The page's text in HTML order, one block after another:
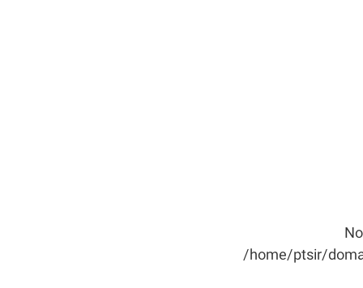
/home/ptsir/